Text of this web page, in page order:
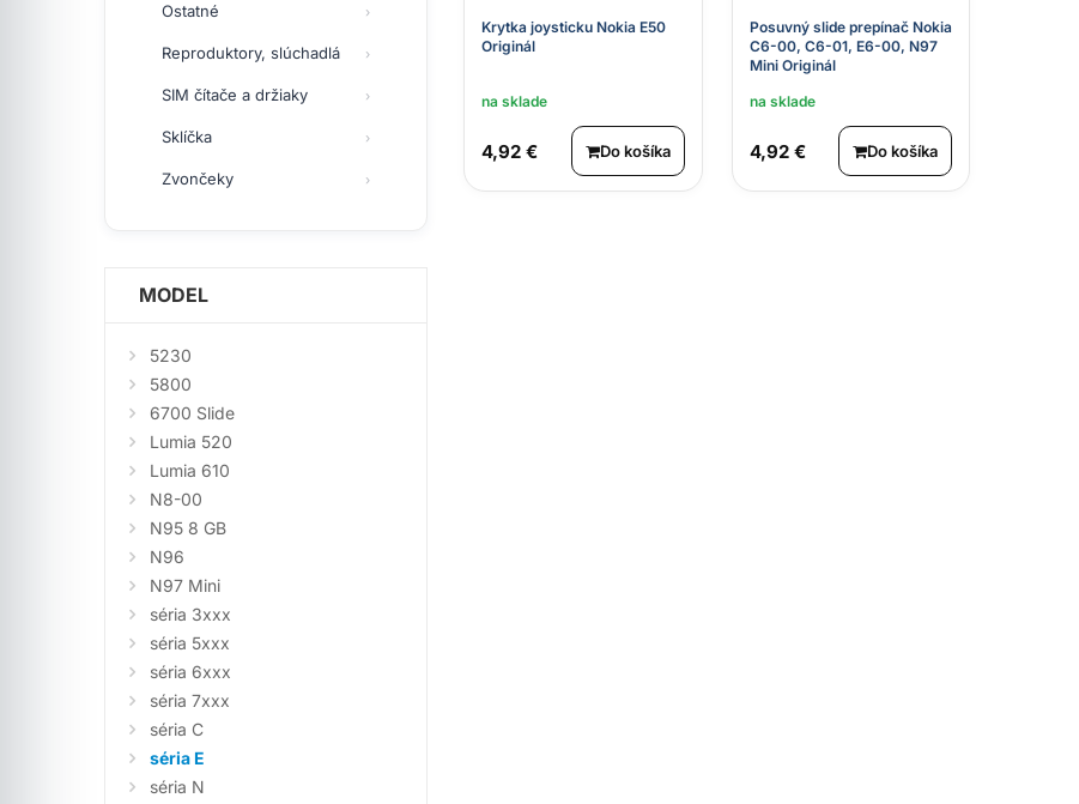
Ostatné
Reproduktory, slúchadlá
SIM čítače a držiaky
Sklíčka
Zvončeky
MODEL
5230
5800
6700 Slide
Lumia 520
Lumia 610
N8-00
N95 8 GB
N96
N97 Mini
séria 3xxx
séria 5xxx
séria 6xxx
séria 7xxx
séria C
séria E
séria N
Krytka joysticku Nokia E50
Originál
na sklade
4,92 € Do košíka
Posuvný slide prepínač Nokia
C6-00, C6-01, E6-00, N97
Mini Originál
na sklade
4,92 € Do košíka